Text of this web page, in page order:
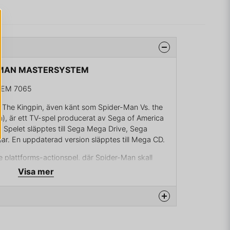
MASTERSYSTEM
7065
The Kingpin, även känt som Spider-Man Vs. the
är ett TV-spel producerat av Sega of America
Spelet släpptes till Sega Mega Drive, Sega
En uppdaterad version släpptes till Mega CD.
plattforms-actionspel, där Spider-Man skall
Octopus, Sandman, Lizard, Hobgoblin,
Venom samt Kingpin. Vid mitten av spelet
Visa mer
produkten...